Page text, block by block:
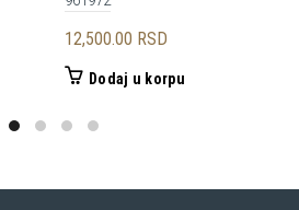
12,500.00 RSD
Dodaj u korpu